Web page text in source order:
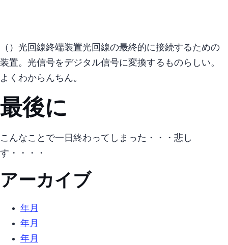
ONU（Optical Network Unit） 光回線終端装置 光回線の最終的に接続するための
装置。 光信号をデジタル信号に変換するものらしい。
よくわからんちん。
最後に
こんなことで一日終わってしまった・・・ 悲し
す・・・・
アーカイブ
2025年10月 (2)
2022年4月 (5)
2022年3月 (3)